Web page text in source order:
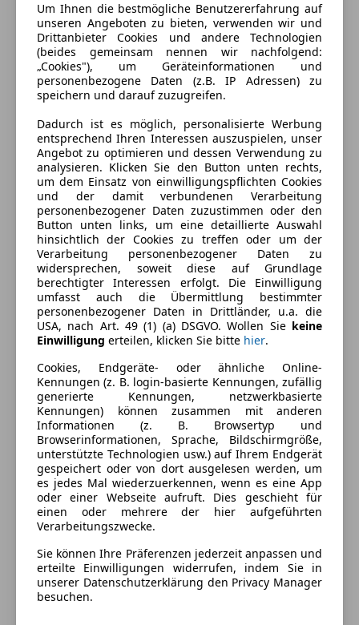
Energieverbrauch
Schadstoffklasse
Euro 6d
Kraftstoff
Diesel
Ausstattung
Komfort
2-Zonen-Klimaautomatik
Einparkhilfe
Einparkhilfe Rückfahrkamera
Einparkhilfe selbstlenkendes System
Einparkhilfe Sensoren vorne
Elektrische Fensterheber
Elektrische Heckklappe
Elektrische Sitze
Head-up display
Lederausstattung
Lederlenkrad
Lichtsensor
Multifunktionslenkrad
Navigationssystem
Schlüssellose Zentralverriegelung
Sitzheizung
Start/Stop-Automatik
Mehr anzeigen
Farbe und Innenausstattung
Außenfarbe
Schwarz
Farbe laut Hersteller
Saphirschwarz
Lackierung
Metallic
Farbe der
Innenausstattung
Schwarz
Innenausstattung Vollleder
Fahrzeugbeschreibung
Sitzbezug
Leder Vernasca Schwarz (SW)
Um Ihnen die bestmögliche Benutzererfahrung auf
unseren Angeboten zu bieten, verwenden wir und
Drittanbieter Cookies und andere Technologien
(beides gemeinsam nennen wir nachfolgend:
„Cookies"), um Geräteinformationen und
personenbezogene Daten (z.B. IP Adressen) zu
speichern und darauf zuzugreifen.
Dadurch ist es möglich, personalisierte Werbung
entsprechend Ihren Interessen auszuspielen, unser
Angebot zu optimieren und dessen Verwendung zu
analysieren. Klicken Sie den Button unten rechts,
um dem Einsatz von einwilligungspflichten Cookies
und der damit verbundenen Verarbeitung
personenbezogener Daten zuzustimmen oder den
Button unten links, um eine detaillierte Auswahl
hinsichtlich der Cookies zu treffen oder um der
Verarbeitung personenbezogener Daten zu
widersprechen, soweit diese auf Grundlage
berechtigter Interessen erfolgt. Die Einwilligung
umfasst auch die Übermittlung bestimmter
personenbezogener Daten in Drittländer, u.a. die
USA, nach Art. 49 (1) (a) DSGVO. Wollen Sie keine
Einwilligung erteilen, klicken Sie bitte hier.
Cookies, Endgeräte- oder ähnliche Online-
Kennungen (z. B. login-basierte Kennungen, zufällig
generierte Kennungen, netzwerkbasierte
Kennungen) können zusammen mit anderen
Informationen (z. B. Browsertyp und
Browserinformationen, Sprache, Bildschirmgröße,
unterstützte Technologien usw.) auf Ihrem Endgerät
gespeichert oder von dort ausgelesen werden, um
es jedes Mal wiederzuerkennen, wenn es eine App
oder einer Webseite aufruft. Dies geschieht für
einen oder mehrere der hier aufgeführten
Verarbeitungszwecke.
Sie können Ihre Präferenzen jederzeit anpassen und
erteilte Einwilligungen widerrufen, indem Sie in
unserer Datenschutzerklärung den Privacy Manager
besuchen.